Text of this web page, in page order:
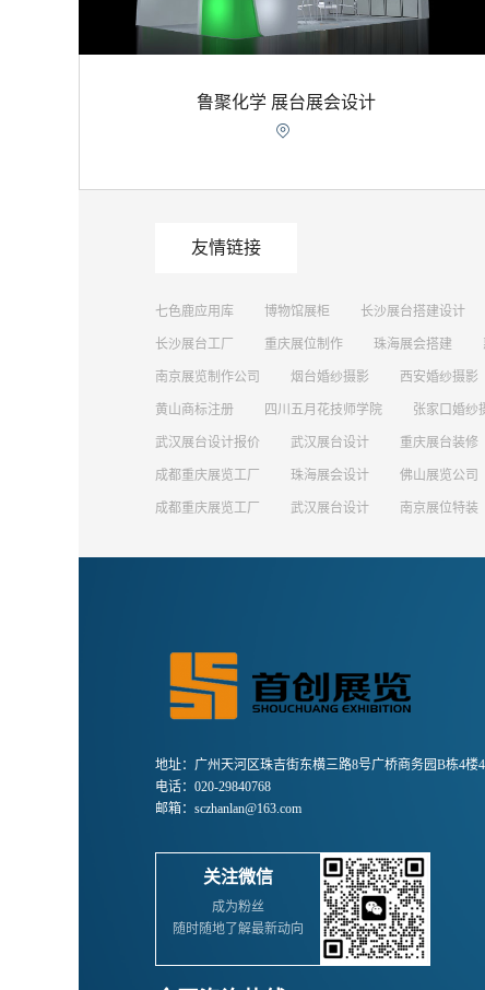
鲁聚化学 展台展会设计

友情链接
七色鹿应用库 博物馆展柜 长沙展台搭建设计
长沙展台工厂 重庆展位制作 珠海展会搭建
南京展览制作公司 烟台婚纱摄影 西安婚纱摄影
黄山商标注册 四川五月花技师学院 张家口婚纱
武汉展台设计报价 武汉展台设计 重庆展台装修
成都重庆展览工厂 珠海展会设计 佛山展览公司
成都重庆展览工厂 武汉展台设计 南京展位特装
地址：广州天河区珠吉街东横三路8号广桥商务园B栋4楼
电话：020-29840768
邮箱：sczhanlan@163.com
关注微信
成为粉丝
随时随地了解最新动向